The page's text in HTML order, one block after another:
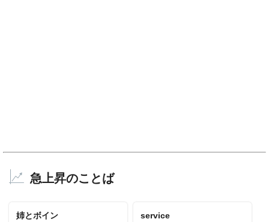
急上昇のことば
姉とボイン service